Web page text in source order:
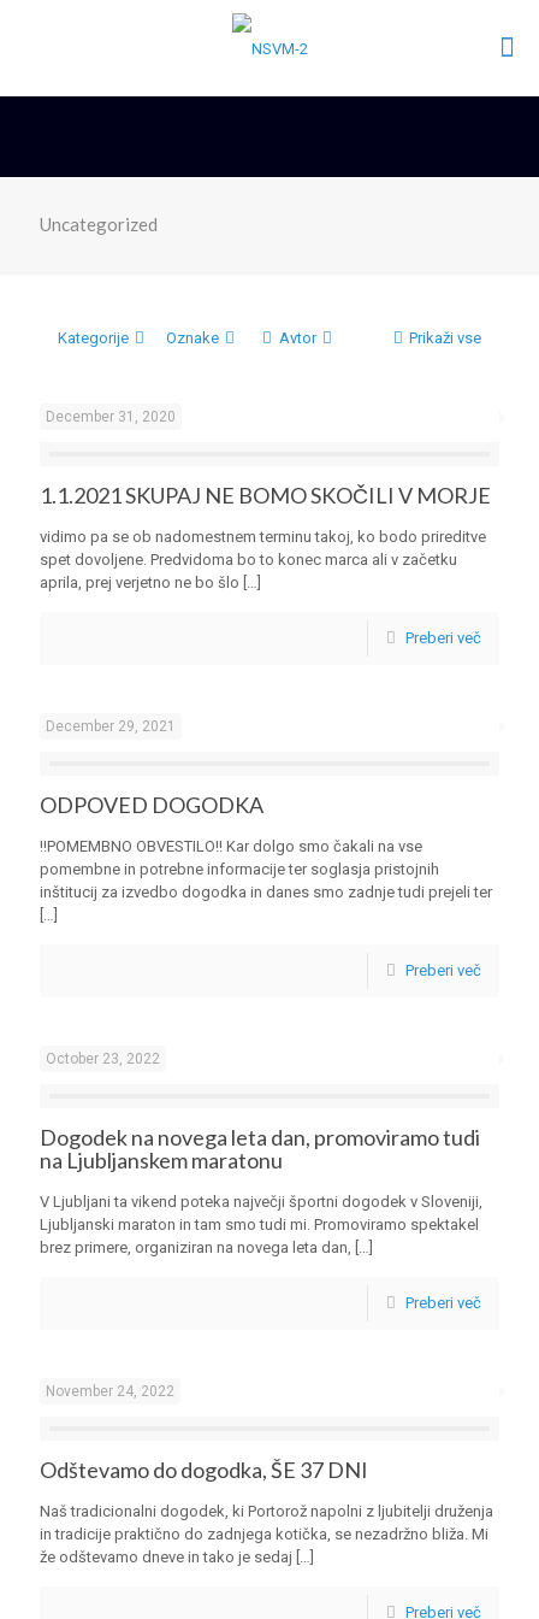
Uncategorized
Kategorije Oznake Avtor Prikaži vse
December 31, 2020
1.1.2021 SKUPAJ NE BOMO SKOČILI V MORJE
vidimo pa se ob nadomestnem terminu takoj, ko bodo prireditve
spet dovoljene. Predvidoma bo to konec marca ali v začetku
aprila, prej verjetno ne bo šlo […]
Preberi več
December 29, 2021
ODPOVED DOGODKA
!!POMEMBNO OBVESTILO!! Kar dolgo smo čakali na vse
pomembne in potrebne informacije ter soglasja pristojnih
inštitucij za izvedbo dogodka in danes smo zadnje tudi prejeli ter
[…]
Preberi več
October 23, 2022
Dogodek na novega leta dan, promoviramo tudi
na Ljubljanskem maratonu
V Ljubljani ta vikend poteka največji športni dogodek v Sloveniji,
Ljubljanski maraton in tam smo tudi mi. Promoviramo spektakel
brez primere, organiziran na novega leta dan, […]
Preberi več
November 24, 2022
Odštevamo do dogodka, ŠE 37 DNI
Naš tradicionalni dogodek, ki Portorož napolni z ljubitelji druženja
in tradicije praktično do zadnjega kotička, se nezadržno bliža. Mi
že odštevamo dneve in tako je sedaj […]
Preberi več